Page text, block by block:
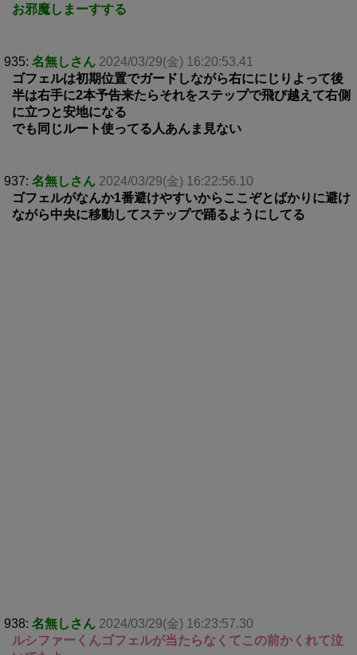
お邪魔しまーすする
935: 名無しさん 2024/03/29(金) 16:20:53.41
ゴフェルは初期位置でガードしながら右ににじりよって後
半は右手に2本予告来たらそれをステップで飛び越えて右側
に立つと安地になる
でも同じルート使ってる人あんま見ない
937: 名無しさん 2024/03/29(金) 16:22:56.10
ゴフェルがなんか1番避けやすいからここぞとばかりに避け
ながら中央に移動してステップで踊るようにしてる
938: 名無しさん 2024/03/29(金) 16:23:57.30
ルシファーくんゴフェルが当たらなくてこの前かくれて泣